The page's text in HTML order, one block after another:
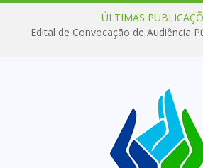
ÚLTIMAS
Edital de Convocação de Audiência